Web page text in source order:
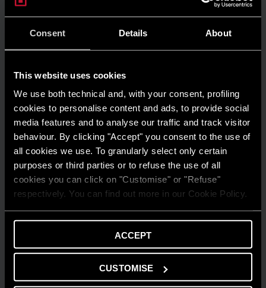
Consent Details About
This website uses cookies
We use both technical and, with your consent, profiling
cookies to personalise content and ads, to provide social
media features and to analyse our traffic and track visitor
behaviour. By clicking "Accept" you consent to the use of
all cookies we use. To granularly select only certain
purposes or third parties or to refuse the use of all
cookies you can click on "Customise" or "Refuse"
respectively. You can find out more in our Cookie Policy.
ACCEPT
CUSTOMISE
Risparmio energetico: trasforma la tua
casa in un modello di efficienza